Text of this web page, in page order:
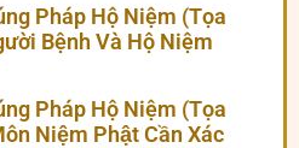
Pháp Hộ Niệm (Tọa
Bệnh Và Hộ Niệm
Pháp Hộ Niệm (Tọa
Niệm Phật Cần Xác